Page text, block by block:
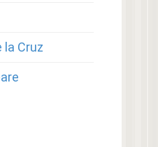
la Cruz